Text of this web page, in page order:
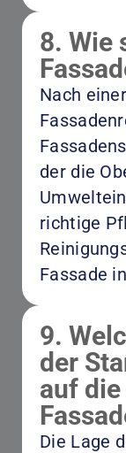
8. Wie
Nach
der die
richtige
Fassade
9.
der
auf die
Die Lage